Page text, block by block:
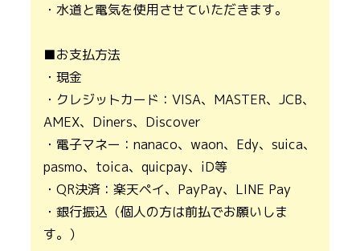
・水道と電気を使用させていただきます。
■お支払方法
・現金
・クレジットカード：VISA、MASTER、JCB、
AMEX、Diners、Discover
・電子マネー：nanaco、waon、Edy、suica、
pasmo、toica、quicpay、iD等
・QR決済：楽天ペイ、PayPay、LINE Pay
・銀行振込（個人の方は前払でお願いしま
す。）